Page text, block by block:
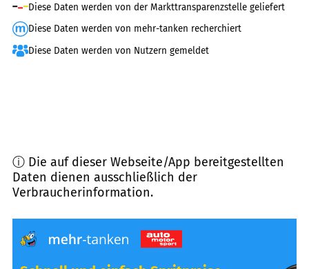
Diese Daten werden von der Markttransparenzstelle geliefert
Diese Daten werden von mehr-tanken recherchiert
Diese Daten werden von Nutzern gemeldet
ⓘ Die auf dieser Webseite/App bereitgestellten
Daten dienen ausschließlich der
Verbraucherinformation.